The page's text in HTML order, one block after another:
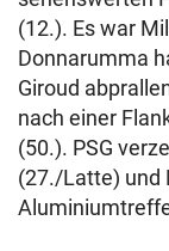
(12.). Es war
Donnarumma
Giroud
nach einer
(50.). PSG
(27./Latte) und